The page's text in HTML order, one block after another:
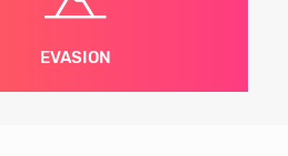
EVASION